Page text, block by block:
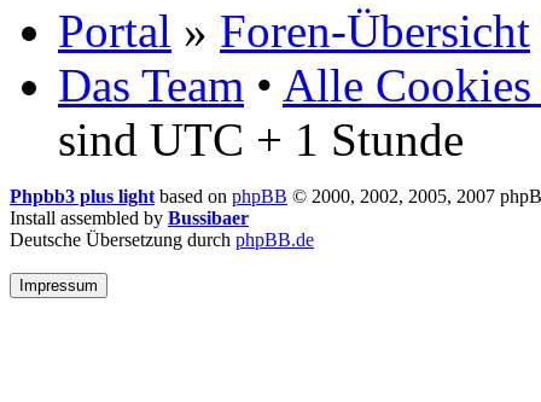
Portal » Foren-Übersicht
Das Team • Alle Cookies
sind UTC + 1 Stunde
Phpbb3 plus light based on phpBB © 2000, 2002, 2005, 2007
Install assembled by Bussibaer
Deutsche Übersetzung durch phpBB.de